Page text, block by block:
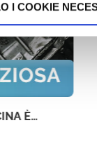
I COOKIE
CLIENTI IN